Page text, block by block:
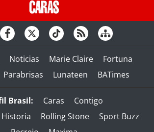
Noticias Marie Claire
Fortuna
Parabrisas Lunateen BATimes
Brasil: Caras
Contigo
Rolling Stone
Sport Buzz